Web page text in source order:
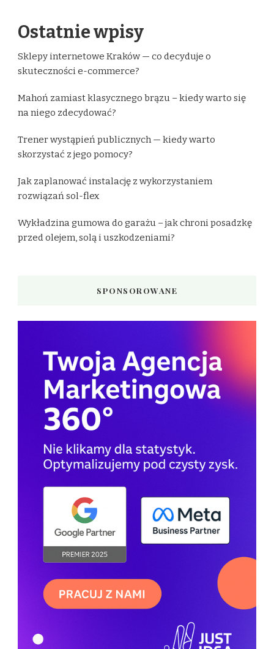
Ostatnie wpisy
Sklepy internetowe Kraków — co decyduje o
skuteczności e-commerce?
Mahoń zamiast klasycznego brązu – kiedy warto się
na niego zdecydować?
Trener wystąpień publicznych — kiedy warto
skorzystać z jego pomocy?
Jak zaplanować instalację z wykorzystaniem
rozwiązań sol-flex
Wykładzina gumowa do garażu – jak chroni posadzkę
przed olejem, solą i uszkodzeniami?
SPONSOROWANE